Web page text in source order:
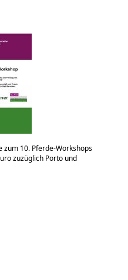
zum 10. Pferde-Workshops
zuzüglich Porto und